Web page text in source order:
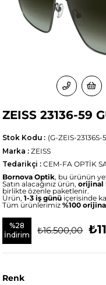
ZEISS 23136-59
(G-ZEIS-23136S-
Stok Kodu
Marka : ZEISS
Tedarikçi : CEM-FA OPTİK
Bornova Optik, bu ürünün
Satın alacağınız ürün,orijinal
birlikte özenle paketlenir.
Ürün,1-3 iş günü içerisinde
Tüm ürünlerimiz%100
%28
İndirim
₺16.500,00
Renk